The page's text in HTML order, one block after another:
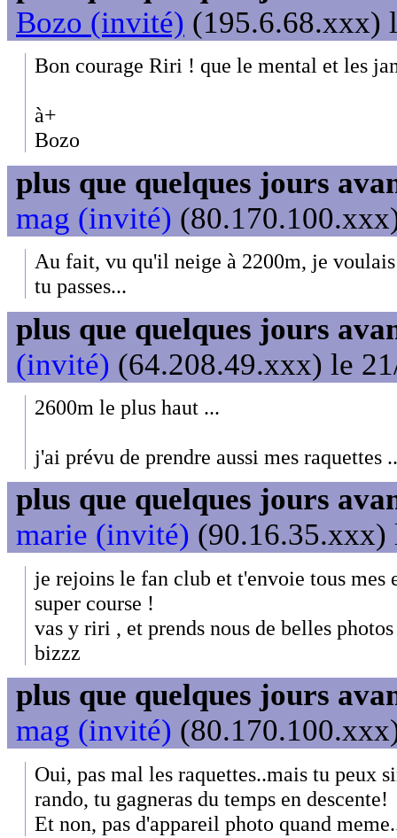
Bozo (invité) (195.6.68.xxx)
Bon courage Riri ! que le mental et les
à+
Bozo
plus que quelques jours
mag (invité)
Au fait, vu qu'il neige à 2200m, je
tu passes...
plus que quelques jours
(invité) (64.208.49.xxx) le
2600m le plus haut ...
j'ai prévu de prendre aussi mes raquettes
plus que quelques jours
marie (invité) (90.16.35.xxx)
je rejoins le fan club et t'envoie tous mes
super course !
vas y riri , et prends nous de belles
bizzz
plus que quelques jours
mag (invité)
Oui, pas mal les raquettes..mais tu peux
rando, tu gagneras du temps en descente!
Et non, pas d'appareil photo quand